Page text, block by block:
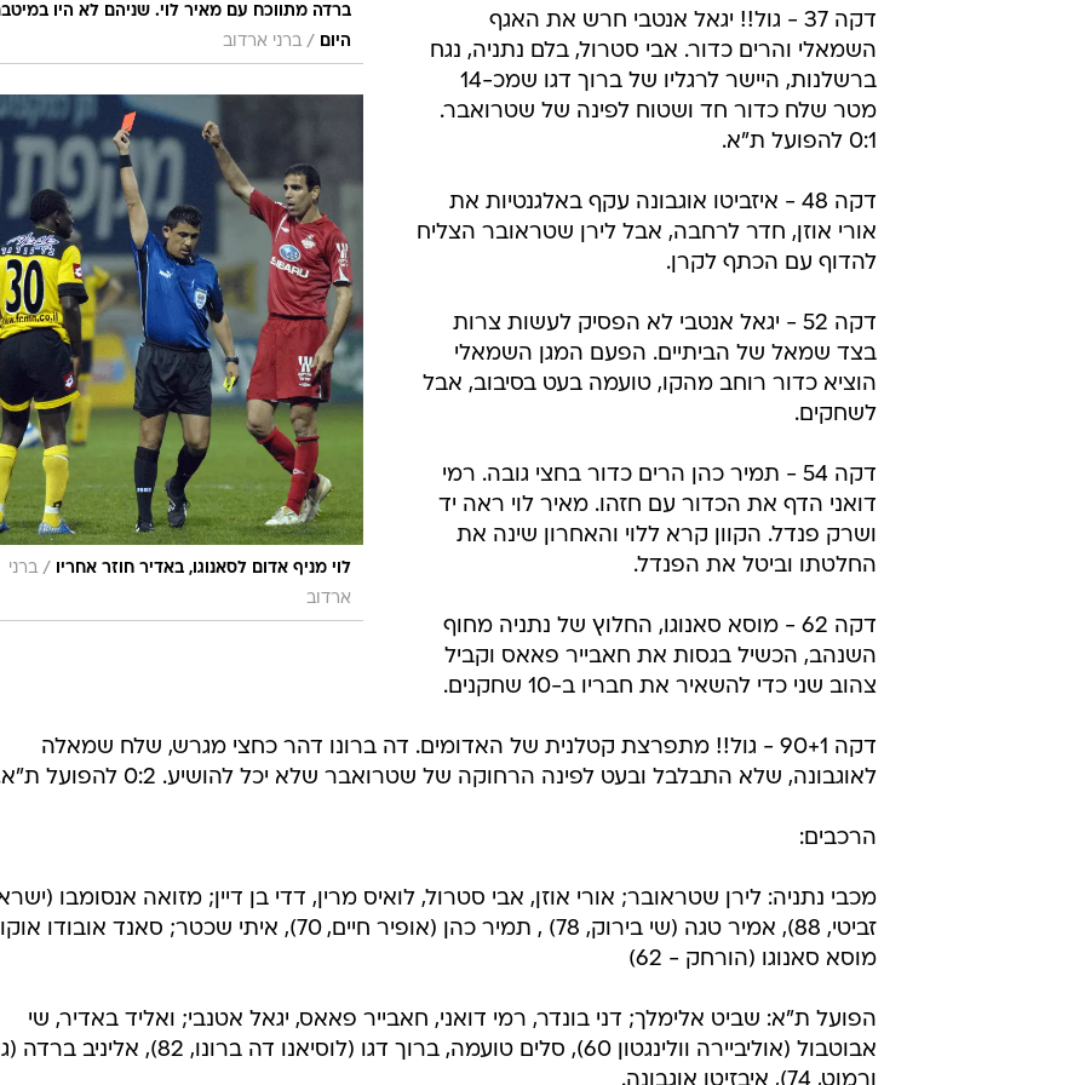
ברדה מתווכח עם מאיר לוי. שניהם לא היו
היום
/ ברני ארדוב
לוי מניף אדום לסאנוגו, באדיר חוזר אחריו / ברני
ארדוב
דקה 37 - גול!! יגאל אנטבי חרש את האגף
השמאלי והרים כדור. אבי סטרול, בלם נתניה, נגח
ברשלנות, היישר לרגליו של ברוך דגו שמכ-14
מטר שלח כדור חד ושטוח לפינה של שטרואבר.
0:1 להפועל ת"א.
דקה 48 - איזביטו אוגבונה עקף באלגנטיות את
אורי אוזן, חדר לרחבה, אבל לירן שטראובר הצליח
להדוף עם הכתף לקרן.
דקה 52 - יגאל אנטבי לא הפסיק לעשות צרות
בצד שמאל של הביתיים. הפעם המגן השמאלי
הוציא כדור רוחב מהקו, טועמה בעט בסיבוב, אבל
לשחקים.
דקה 54 - תמיר כהן הרים כדור בחצי גובה. רמי
דואני הדף את הכדור עם חזהו. מאיר לוי ראה יד
ושרק פנדל. הקוון קרא ללוי והאחרון שינה את
החלטתו וביטל את הפנדל.
דקה 62 - מוסא סאנוגו, החלוץ של נתניה מחוף
השנהב, הכשיל בגסות את חאבייר פאאס וקביל
צהוב שני כדי להשאיר את חבריו ב-10 שחקנים.
דקה 90+1 - גול!! מתפרצת קטלנית של האדומים. דה ברונו דהר כחצי מגרש, שלח שמאלה
לאוגבונה, שלא התבלבל ובעט לפינה הרחוקה של שטרואבר שלא יכל להושיע. 0:2 להפועל ת"א.
הרכבים:
מכבי נתניה: לירן שטראובר; אורי אוזן, אבי סטרול, לואיס מרין, דדי בן דיין; מזואה אנסומבו
זביטי, 88), אמיר טגה (שי בירוק, 78) , תמיר כהן (אופיר חיים, 70), איתי שכטר; סאנד
מוסא סאנוגו (הורחק - 62)
הפועל ת"א: שביט אלימלך; דני בונדר, רמי דואני, חאבייר פאאס, יגאל אטנבי; ואליד באדיר, שי
אבוטבול (אוליביירה וולינגטון 60), סלים טועמה, ברוך דגו (לוסיאנו דה ברונו, 82),